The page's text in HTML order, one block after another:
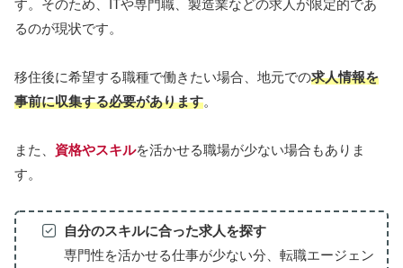
す。そのため、ITや専門職、製造業などの求人が限定的であ
るのが現状です。
移住後に希望する職種で働きたい場合、地元での求人情報を
事前に収集する必要があります。
また、 資格やスキルを活かせる職場が少ない場合もありま
す。
自分のスキルに合った求人を探す
専門性を活かせる仕事が少ない分、転職エージェン